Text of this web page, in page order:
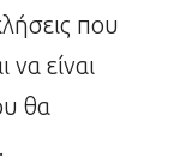
που
να είναι
θα